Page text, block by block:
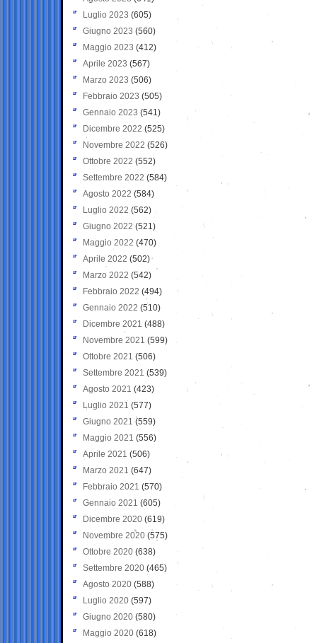
Luglio 2023 (605)
Giugno 2023 (560)
Maggio 2023 (412)
Aprile 2023 (567)
Marzo 2023 (506)
Febbraio 2023 (505)
Gennaio 2023 (541)
Dicembre 2022 (525)
Novembre 2022 (526)
Ottobre 2022 (552)
Settembre 2022 (584)
Agosto 2022 (584)
Luglio 2022 (562)
Giugno 2022 (521)
Maggio 2022 (470)
Aprile 2022 (502)
Marzo 2022 (542)
Febbraio 2022 (494)
Gennaio 2022 (510)
Dicembre 2021 (488)
Novembre 2021 (599)
Ottobre 2021 (506)
Settembre 2021 (539)
Agosto 2021 (423)
Luglio 2021 (577)
Giugno 2021(559)
Maggio 2021 (556)
Aprile 2021 (506)
Marzo 2021 (647)
Febbraio 2021 (570)
Gennaio 2021 (605)
Dicembre 2020 (619)
Novembre 2020 (575)
Ottobre 2020 (638)
Settembre 2020(465)
Agosto 2020 (588)
Luglio 2020 (597)
Giugno 2020 (580)
Maggio 2020 (618)